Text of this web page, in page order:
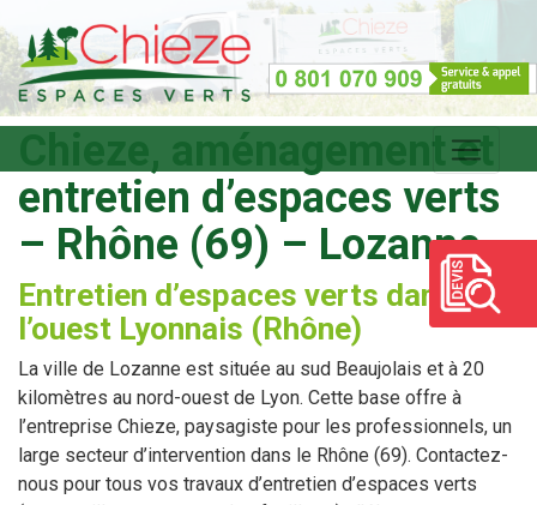
Chieze, aménagement et
entretien d’espaces verts
– Rhône (69) – Lozanne
Entretien d’espaces verts dans
l’ouest Lyonnais (Rhône)
La ville de Lozanne est située au sud Beaujolais et à 20
kilomètres au nord-ouest de Lyon. Cette base offre à
l’entreprise Chieze, paysagiste pour les professionnels, un
large secteur d’intervention dans le Rhône (69). Contactez-
nous pour tous vos travaux d’entretien d’espaces verts